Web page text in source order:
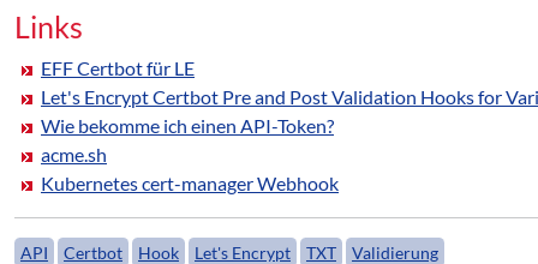
Links
EFF Certbot für LE
Let's Encrypt Certbot Pre and Post Validation Hooks for
Wie bekomme ich einen API-Token?
acme.sh
Kubernetes cert-manager Webhook
API Certbot Hook Let's Encrypt TXT Validierung